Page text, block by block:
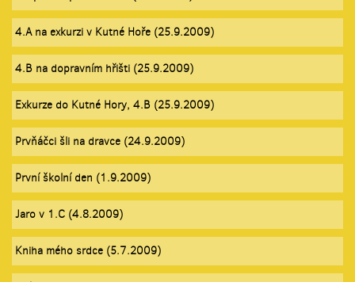
4.A na exkurzi v Kutné Hoře (25.9.2009)
4.B na dopravním hřišti (25.9.2009)
Exkurze do Kutné Hory, 4.B (25.9.2009)
Prvňáčci šli na dravce (24.9.2009)
První školní den (1.9.2009)
Jaro v 1.C (4.8.2009)
Kniha mého srdce (5.7.2009)